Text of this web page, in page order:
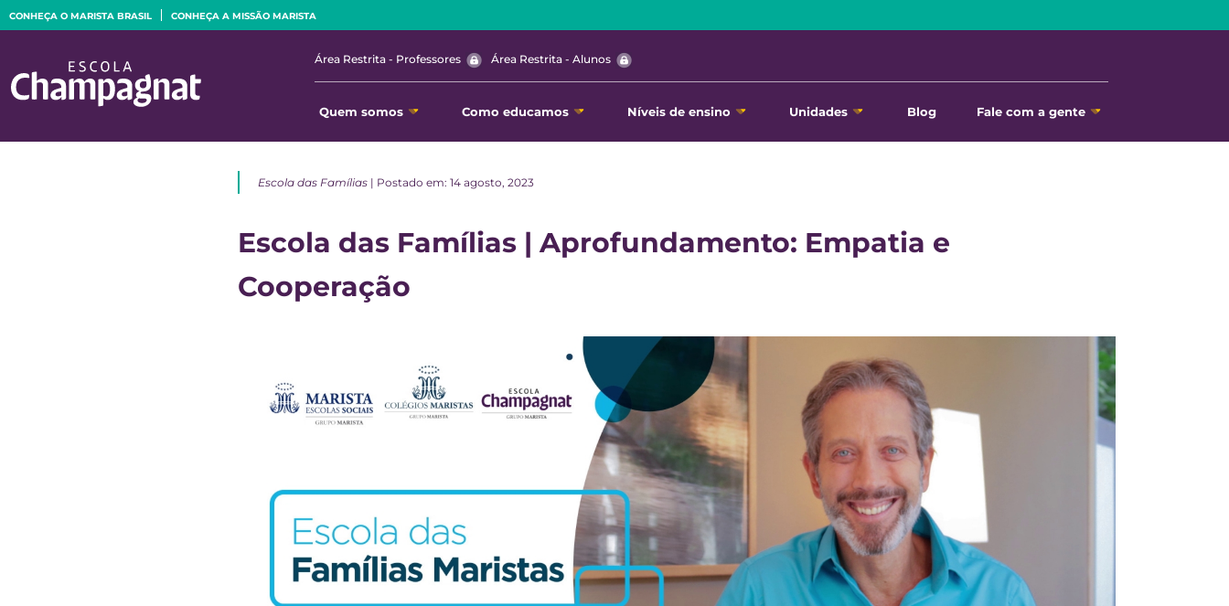
CONHEÇA O MARISTA BRASIL CONHEÇA A MISSÃO MARISTA
Área Restrita - Professores Área Restrita - Alunos
Quem somos Como educamos Níveis de ensino Unidades Blog Fale com a gente
Escola das Famílias| Postado em: 14 agosto, 2023
Escola das Famílias | Aprofundamento: Empatia e
Cooperação